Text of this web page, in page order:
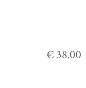
€ 38.00